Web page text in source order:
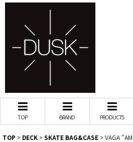
TOP BRAND PRODUCTS
TOP > DECK >SKATE BAG&CASE >VAGA